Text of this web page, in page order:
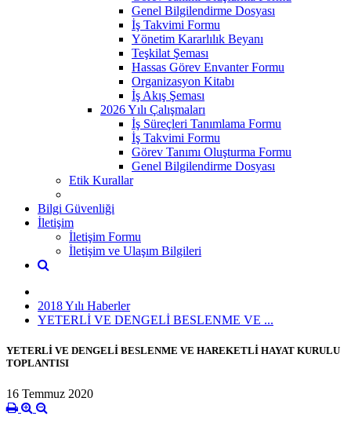
Genel Bilgilendirme Dosyası
İş Takvimi Formu
Yönetim Kararlılık Beyanı
Teşkilat Şeması
Hassas Görev Envanter Formu
Organizasyon Kitabı
İş Akış Şeması
2026 Yılı Çalışmaları
İş Süreçleri Tanımlama Formu
İş Takvimi Formu
Görev Tanımı Oluşturma Formu
Genel Bilgilendirme Dosyası
Etik Kurallar
Bilgi Güvenliği
İletişim
İletişim Formu
İletişim ve Ulaşım Bilgileri
2018 Yılı Haberler
YETERLİ VE DENGELİ BESLENME VE ...
YETERLİ VE DENGELİ BESLENME VE HAREKETLİ HAYAT KURULU
TOPLANTISI
16 Temmuz 2020